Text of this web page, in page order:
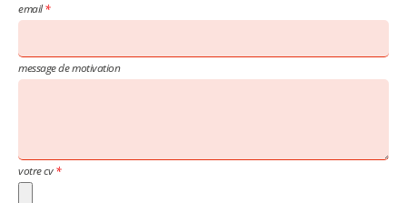
email
message de motivation
votre cv